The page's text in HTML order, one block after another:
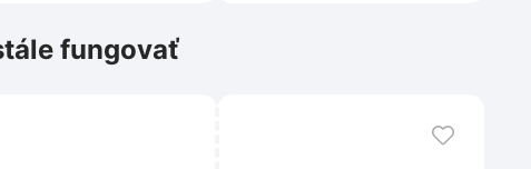
fungovať